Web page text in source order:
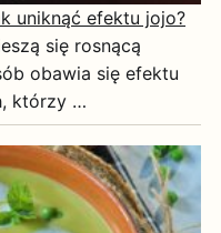
uniknąć efektu jojo?
się rosnącą
obawia się efektu
którzy …